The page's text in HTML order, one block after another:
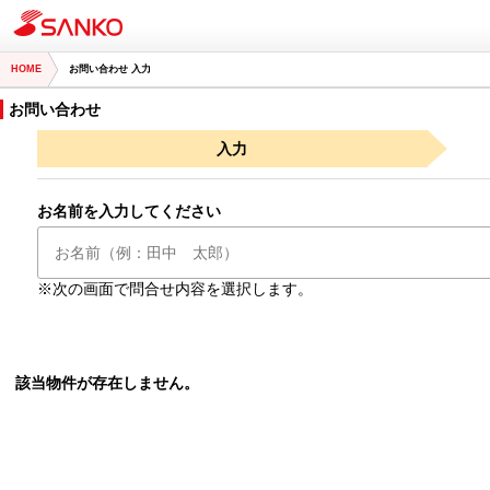
HOME お問い合わせ 入力
お問い合わせ
入力
お名前を入力してください
※次の画面で問合せ内容を選択します。
該当物件が存在しません。